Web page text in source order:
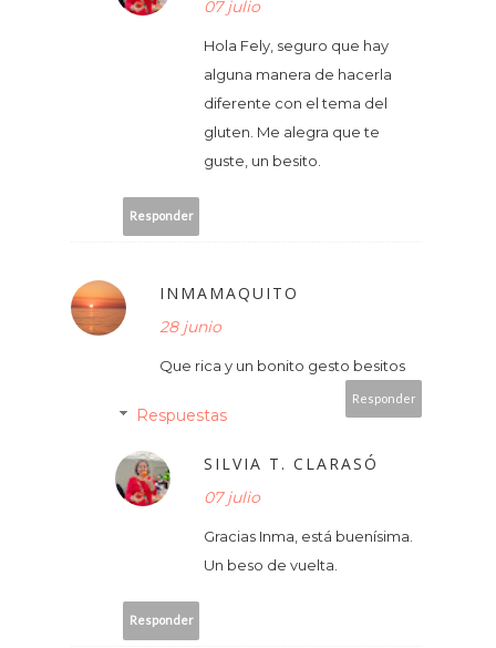
07 julio
Hola Fely, seguro que hay
alguna manera de hacerla
diferente con el tema del
gluten. Me alegra que te
guste, un besito.
Responder
INMAMAQUITO
28 junio
Que rica y un bonito gesto besitos
Responder
Respuestas
SILVIA T. CLARASÓ
07 julio
Gracias Inma, está buenísima.
Un beso de vuelta.
Responder